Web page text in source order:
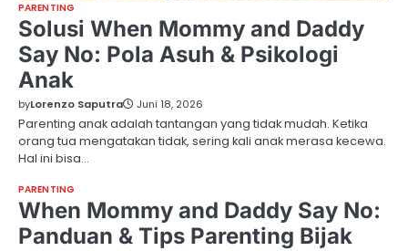
PARENTING
Solusi When Mommy and Daddy
Say No: Pola Asuh & Psikologi
Anak
byLorenzo Saputra Juni 18, 2026
Parenting anak adalah tantangan yang tidak mudah. Ketika
orang tua mengatakan tidak, sering kali anak merasa kecewa.
Hal ini bisa…
PARENTING
When Mommy and Daddy Say No:
Panduan & Tips Parenting Bijak